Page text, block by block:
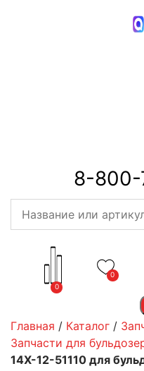
8-
0
0
Главная / Каталог /
Запчасти для
14X-12-51110 для